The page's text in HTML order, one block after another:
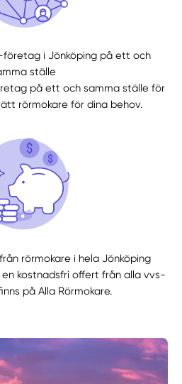
företag i Jönköping på ett och
ställe
på ett och samma ställe för
rörmokare för dina behov.
rörmokare i hela Jönköping
kostnadsfri offert från alla vvs-
på Alla Rörmokare.